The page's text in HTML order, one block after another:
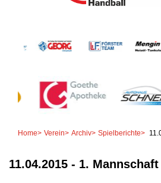
Home> Verein> Archiv> Spielberichte>
11.04.2015 - 1. Mannschaft